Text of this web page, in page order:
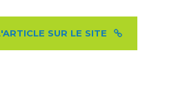
SUR LE SITE